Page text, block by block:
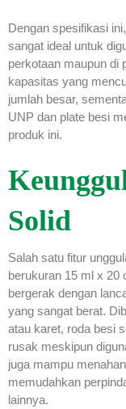
Dengan spesifikasi
sangat ideal untuk
perkotaan maupun di
kapasitas yang
jumlah besar,
UNP dan plate besi
produk ini.
Solid
Salah satu fitur
berukuran 15 ml x 20
bergerak dengan
yang sangat berat.
atau karet, roda besi
rusak meskipun
juga mampu
memudahkan
lainnya.